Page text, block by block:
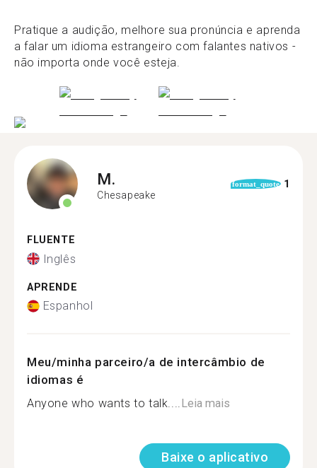
Pratique a audição, melhore sua pronúncia e aprenda
a falar um idioma estrangeiro com falantes nativos -
não importa onde você esteja.
M.
Chesapeake
format_quote 1
FLUENTE
Inglês
APRENDE
Espanhol
Meu/minha parceiro/a de intercâmbio de
idiomas é
Anyone who wants to talk....Leia mais
Baixe o aplicativo